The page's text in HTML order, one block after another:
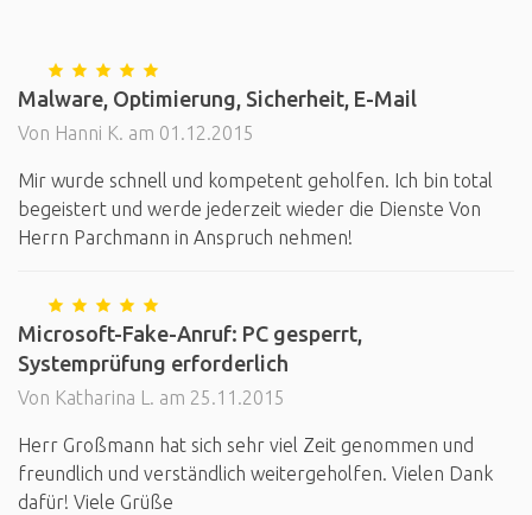
Malware, Optimierung, Sicherheit, E-Mail
Von Hanni K. am 01.12.2015
Mir wurde schnell und kompetent geholfen. Ich bin total
begeistert und werde jederzeit wieder die Dienste Von
Herrn Parchmann in Anspruch nehmen!
Microsoft-Fake-Anruf: PC gesperrt,
Systemprüfung erforderlich
Von Katharina L. am 25.11.2015
Herr Großmann hat sich sehr viel Zeit genommen und
freundlich und verständlich weitergeholfen. Vielen Dank
dafür! Viele Grüße